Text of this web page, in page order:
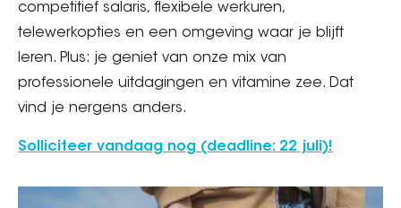
competitief salaris, flexibele werkuren,
telewerkopties en een omgeving waar je blijft
leren. Plus: je geniet van onze mix van
professionele uitdagingen en vitamine zee. Dat
vind je nergens anders.
Solliciteer vandaag nog (deadline: 22 juli)!